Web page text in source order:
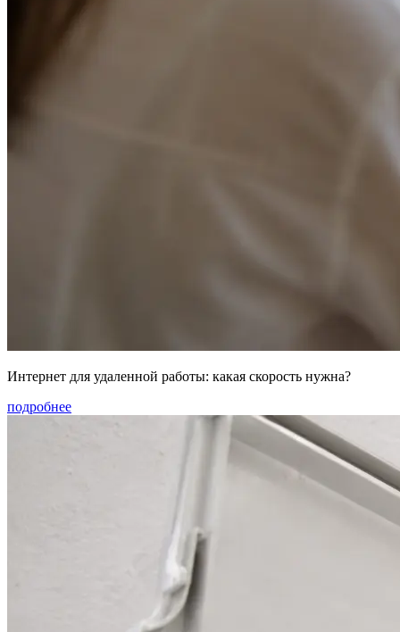
Интернет для удаленной работы: какая скорость нужна?
подробнее